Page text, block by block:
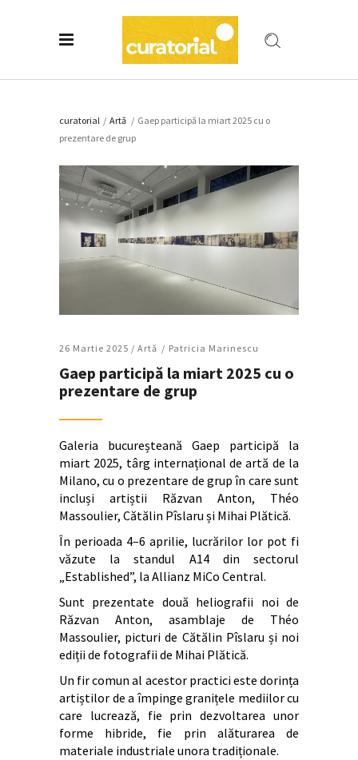
curatorial / Artǎ / Gaep participă la miart 2025 cu o
prezentare de grup
26 Martie 2025 / Artǎ Patricia Marinescu
Gaep participă la miart 2025 cu o
prezentare de grup
Galeria bucureșteană Gaep participă la
miart 2025, târg internațional de artă de la
Milano, cu o prezentare de grup în care sunt
incluși artiștii Răzvan Anton, Théo
Massoulier, Cătălin Pîslaru și Mihai Plătică.
În perioada 4–6 aprilie, lucrărilor lor pot fi
văzute la standul A14 din sectorul
„Established”, la Allianz MiCo Central.
Sunt prezentate două heliografii noi de
Răzvan Anton, asamblaje de Théo
Massoulier, picturi de Cătălin Pîslaru și noi
ediții de fotografii de Mihai Plătică.
Un fir comun al acestor practici este dorința
artiștilor de a împinge granițele mediilor cu
care lucrează, fie prin dezvoltarea unor
forme hibride, fie prin alăturarea de
materiale industriale unora tradiționale.